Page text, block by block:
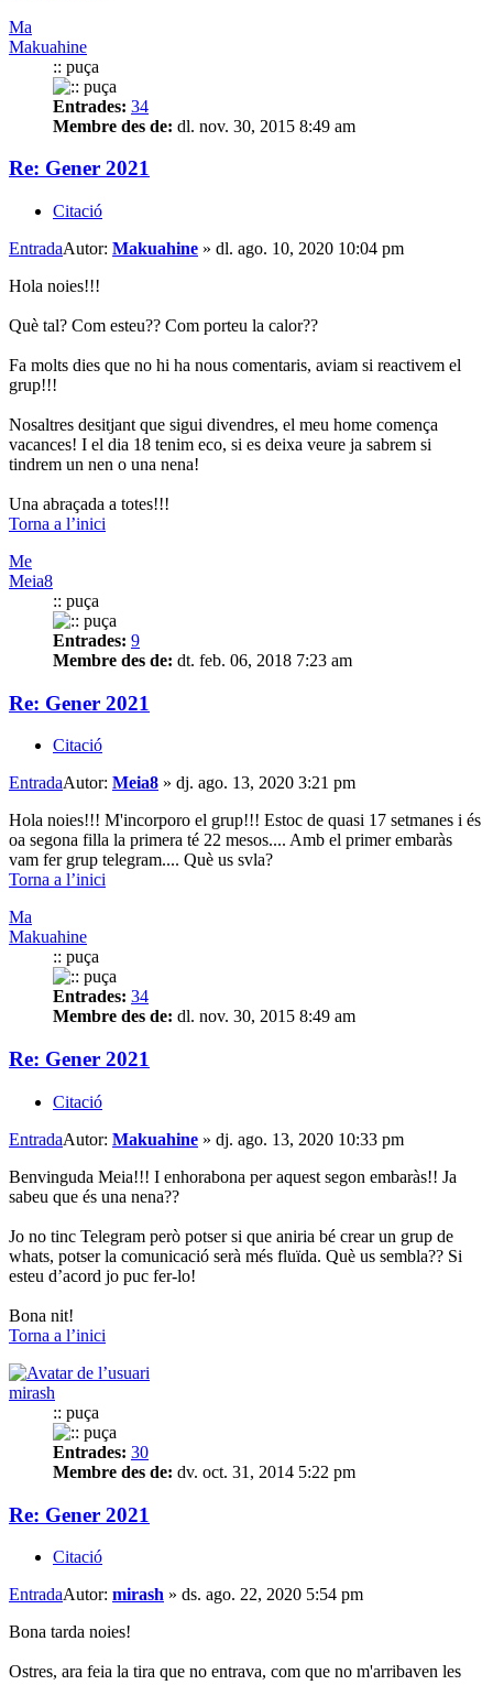
Ma
Makuahine
:: puça
Entrades: 34
Membre des de: dl. nov. 30, 2015 8:49 am
Re: Gener 2021
Citació
EntradaAutor: Makuahine » dl. ago. 10, 2020 10:04 pm
Hola noies!!!
Què tal? Com esteu?? Com porteu la calor??
Fa molts dies que no hi ha nous comentaris, aviam si reactivem el
grup!!!
Nosaltres desitjant que sigui divendres, el meu home comença
vacances! I el dia 18 tenim eco, si es deixa veure ja sabrem si
tindrem un nen o una nena!
Una abraçada a totes!!!
Torna a l’inici
Me
Meia8
:: puça
Entrades: 9
Membre des de: dt. feb. 06, 2018 7:23 am
Re: Gener 2021
Citació
EntradaAutor: Meia8 » dj. ago. 13, 2020 3:21 pm
Hola noies!!! M'incorporo el grup!!! Estoc de quasi 17 setmanes i és
oa segona filla la primera té 22 mesos.... Amb el primer embaràs
vam fer grup telegram.... Què us svla?
Torna a l’inici
Ma
Makuahine
:: puça
Entrades: 34
Membre des de: dl. nov. 30, 2015 8:49 am
Re: Gener 2021
Citació
EntradaAutor: Makuahine » dj. ago. 13, 2020 10:33 pm
Benvinguda Meia!!! I enhorabona per aquest segon embaràs!! Ja
sabeu que és una nena??
Jo no tinc Telegram però potser si que aniria bé crear un grup de
whats, potser la comunicació serà més fluïda. Què us sembla?? Si
esteu d’acord jo puc fer-lo!
Bona nit!
Torna a l’inici
mirash
:: puça
Entrades: 30
Membre des de: dv. oct. 31, 2014 5:22 pm
Re: Gener 2021
Citació
EntradaAutor: mirash » ds. ago. 22, 2020 5:54 pm
Bona tarda noies!
Ostres, ara feia la tira que no entrava, com que no m'arribaven les